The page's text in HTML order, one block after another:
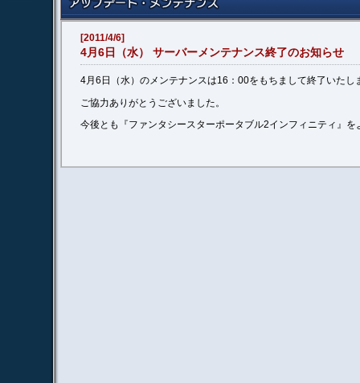
[2011/4/6]
4月6日（水） サーバーメンテナンス終了のお知らせ
4月6日（水）のメンテナンスは16：00をもちまして終了いたし
ご協力ありがとうございました。
今後とも『ファンタシースターポータブル2インフィニティ』